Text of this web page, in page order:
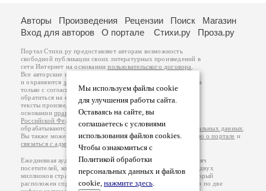
Мы используем файлы cookie
для улучшения работы сайта.
Оставаясь на сайте, вы
соглашаетесь с условиями
использования файлов cookies.
Чтобы ознакомиться с
Политикой обработки
персональных данных и файлов
cookie, нажмите здесь.
Авторы Произведения Рецензии Поиск
Магазин
Вход для авторов
О портале Стихи.ру Проза.ру
Портал Стихи.ру предоставляет авторам возможность
свободной публикации своих литературных произведений в
сети Интернет на основаниипользовательского договора
Все авторские права на произведения принадлежат авторам
и охраняются законом
. Перепечатка произведений возможна
только с согласия его автора, к которому вы можете
обратиться на его авторской странице. Ответственность за
тексты произведений авторы несут самостоятельно на
основанииправил публикацииизаконодательства
Российской Федерации
обрабатываются на основанииПолитики обработки персональных данных
Вы также можете посмотреть более подробнуюинформацию о портале и
связаться с администрацией
Ежедневная аудитория портала Стихи.ру – порядка 200 тысяч
посетителей, которые в общей сумме просматривают более двух
миллионов страниц по данным счетчика посещаемости, который
расположен справа от этого текста. В каждой графе указано по две